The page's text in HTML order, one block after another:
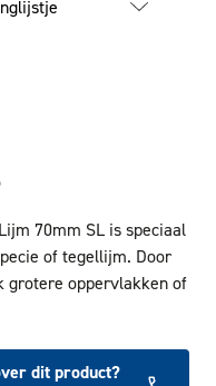
70mm SL is speciaal
of tegellijm. Door
grotere oppervlakken of
dit product?